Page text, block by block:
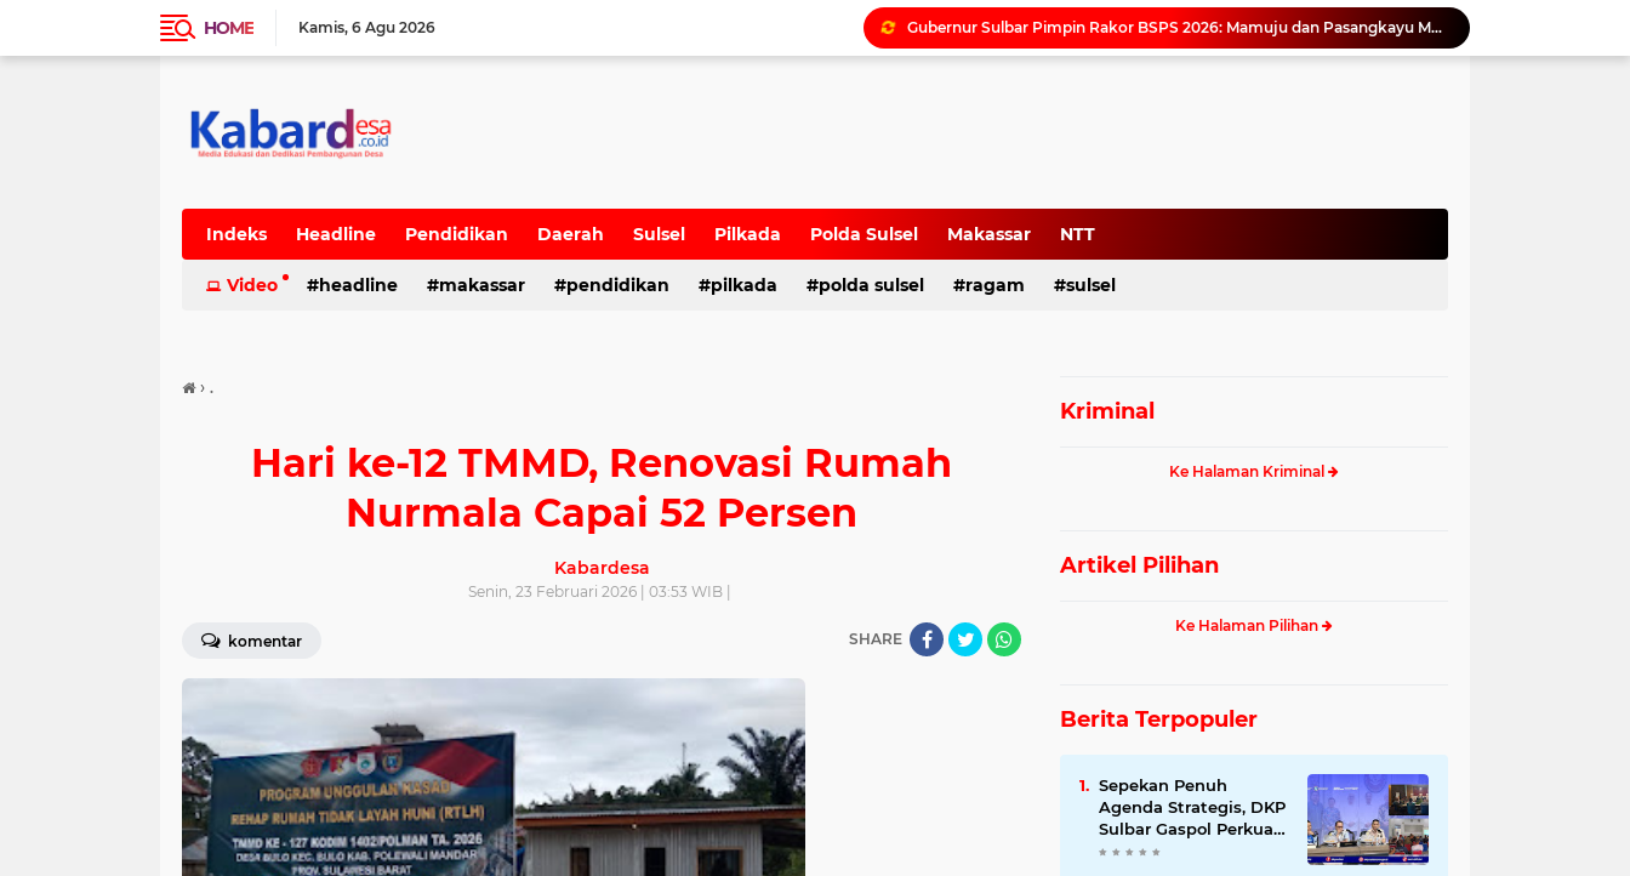
HOME Kamis 6 Agu 2026
Gubernur Sulbar Pimpin Rakor BSPS 2026: Mamuju dan Pasangkayu Masih Nol Realisasi dari Kuota 5.250 Unit
Perpusip Sulbar Kembali Promosikan Buku Karya Penulis Lokal untuk Perkuat Literasi dan Pelestarian Budaya Daerah
Antisipasi Gelombang Hoaks Agustus, Pemprov Sulbar Ajak Warga Jaga Ruang Digital
Indeks Headline Pendidikan Daerah Sulsel Pilkada Polda Sulsel Makassar NTT
Video headline makassar pendidikan pilkada polda sulsel ragam sulsel
› .
Hari ke-12 TMMD, Renovasi Rumah
Nurmala Capai 52 Persen
Kabardesa
Senin, 23 Februari 2026 | 03:53 WIB |
komentar SHARE
Kriminal
Ke Halaman Kriminal
Artikel Pilihan
Ke Halaman Pilihan
Berita Terpopuler
Sepekan Penuh
Agenda Strategis, DKP
Sulbar Gaspol Perkuat
Pembangunan Sektor